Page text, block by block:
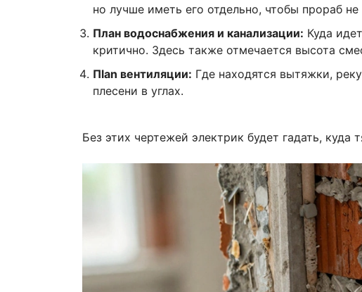
но лучше иметь его отдельно, чтобы прораб не
План водоснабжения и канализации: Куда
критично. Здесь также отмечается высота
Пlan вентиляции: Где находятся вытяжки,
плесени в углах.
Без этих чертежей электрик будет гадать,